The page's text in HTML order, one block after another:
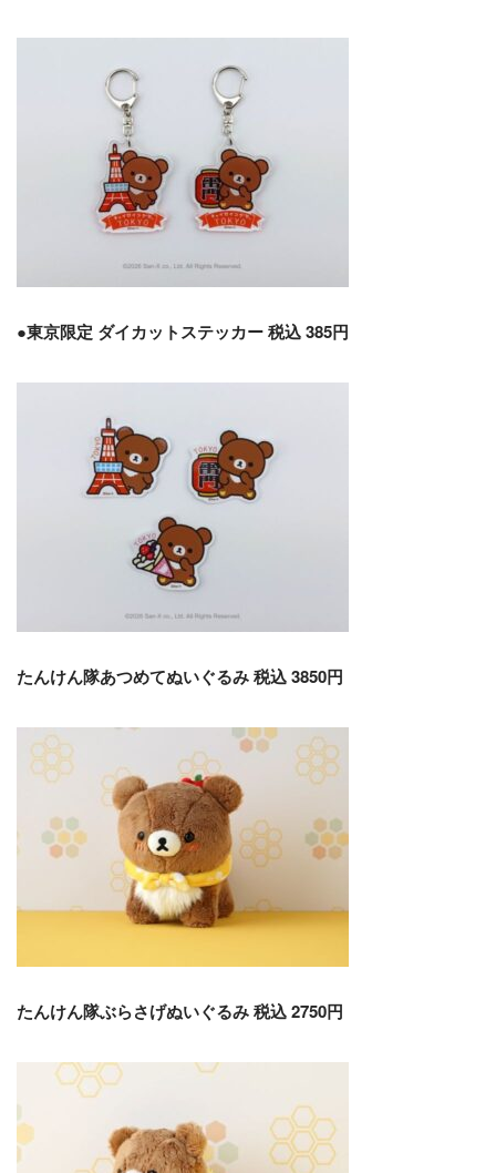
●東京限定 ダイカットステッカー 税込 385円
たんけん隊あつめてぬいぐるみ 税込 3850円
たんけん隊ぶらさげぬいぐるみ 税込 2750円